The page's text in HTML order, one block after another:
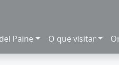
Paine O que visitar